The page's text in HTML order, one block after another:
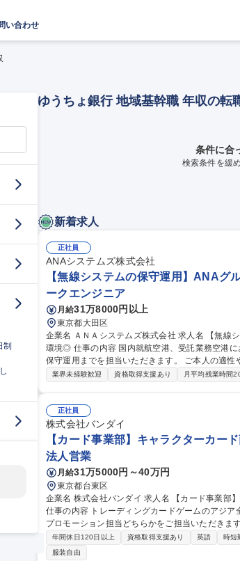
い合わせ
制
ゆうちょ銀行 地域基幹職 年収の転
条件に合
検索条件を緩
新着求人
正社員
ANAシステムズ株式会社
【無線システムの保守運用】ANAグ
ークエンジニア
月給31万8000円以上
東京都大田区
企業名 ＡＮＡシステムズ株式会社 求人名 【無線システムの保守運用】ANAグループのIT戦略企業◎裁量権のある
環境◎ 仕事の内容 国内就航空港、受託業務空港における無線局（航空局・基地局等）の設置展開から定期点検、
保守運用までを担当いただきます。 ご本人の適性や
設備展開業務に関する計画の立案、調整、営業取
折衝業務 ※建物に改変を加える業務はございま
業界未経験歓迎 資格取得支援あり 月平均残業時間
正社員
株式会社バンダイ
【カード事業部】キャラクターカ
法人営業
月給31万5000円～40万円
東京都台東区
企業名 株式会社バンダイ 求人名 【カード事業部】キャラクターカード商品 マーケティング担当（アジア全域）
仕事の内容 トレーディングカードゲームのアジア全域のマ
プロモーション担当どちらかをご担当いただきま
向けた営業／各種分析 ・アジアプロモーション担当：プ
事業部】キャラクターカード商品 マーケティング
年間休日120日以上 資格取得支援あり 英語 時短
服装自由